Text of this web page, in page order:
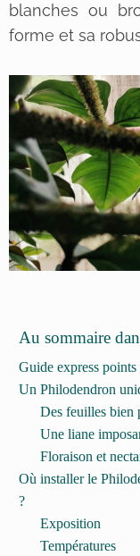
blanches ou
forme et sa
Au sommaire
Guide express points
Un Philodendron
Des feuilles bien
Une liane
Floraison et
Où installer le
?
Exposition
Températures